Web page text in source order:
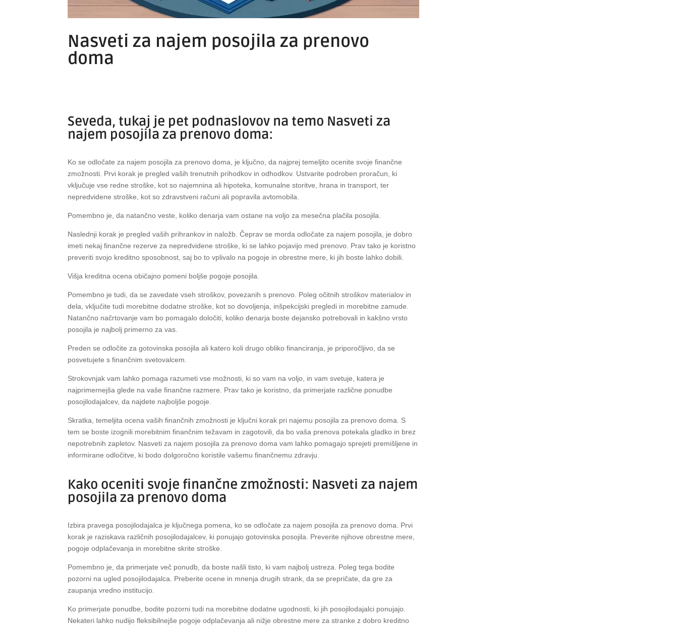
Nasveti za najem posojila za prenovo
doma
Seveda, tukaj je pet podnaslovov na temo Nasveti za
najem posojila za prenovo doma:
Ko se odločate za najem posojila za prenovo doma, je ključno, da najprej temeljito ocenite svoje finančne
zmožnosti. Prvi korak je pregled vaših trenutnih prihodkov in odhodkov. Ustvarite podroben proračun, ki
vključuje vse redne stroške, kot so najemnina ali hipoteka, komunalne storitve, hrana in transport, ter
nepredvidene stroške, kot so zdravstveni računi ali popravila avtomobila.
Pomembno je, da natančno veste, koliko denarja vam ostane na voljo za mesečna plačila posojila.
Naslednji korak je pregled vaših prihrankov in naložb. Čeprav se morda odločate za najem posojila, je dobro
imeti nekaj finančne rezerve za nepredvidene stroške, ki se lahko pojavijo med prenovo. Prav tako je koristno
preveriti svojo kreditno sposobnost, saj bo to vplivalo na pogoje in obrestne mere, ki jih boste lahko dobili.
Višja kreditna ocena običajno pomeni boljše pogoje posojila.
Pomembno je tudi, da se zavedate vseh stroškov, povezanih s prenovo. Poleg očitnih stroškov materialov in
dela, vključite tudi morebitne dodatne stroške, kot so dovoljenja, inšpekcijski pregledi in morebitne zamude.
Natančno načrtovanje vam bo pomagalo določiti, koliko denarja boste dejansko potrebovali in kakšno vrsto
posojila je najbolj primerno za vas.
Preden se odločite za gotovinska posojila ali katero koli drugo obliko financiranja, je priporočljivo, da se
posvetujete s finančnim svetovalcem.
Strokovnjak vam lahko pomaga razumeti vse možnosti, ki so vam na voljo, in vam svetuje, katera je
najprimernejša glede na vaše finančne razmere. Prav tako je koristno, da primerjate različne ponudbe
posojilodajalcev, da najdete najboljše pogoje.
Skratka, temeljita ocena vaših finančnih zmožnosti je ključni korak pri najemu posojila za prenovo doma. S
tem se boste izognili morebitnim finančnim težavam in zagotovili, da bo vaša prenova potekala gladko in brez
nepotrebnih zapletov. Nasveti za najem posojila za prenovo doma vam lahko pomagajo sprejeti premišljene in
informirane odločitve, ki bodo dolgoročno koristile vašemu finančnemu zdravju.
Kako oceniti svoje finančne zmožnosti: Nasveti za najem
posojila za prenovo doma
Izbira pravega posojilodajalca je ključnega pomena, ko se odločate za najem posojila za prenovo doma. Prvi
korak je raziskava različnih posojilodajalcev, ki ponujajo gotovinska posojila. Preverite njihove obrestne mere,
pogoje odplačevanja in morebitne skrite stroške.
Pomembno je, da primerjate več ponudb, da boste našli tisto, ki vam najbolj ustreza. Poleg tega bodite
pozorni na ugled posojilodajalca. Preberite ocene in mnenja drugih strank, da se prepričate, da gre za
zaupanja vredno institucijo.
Ko primerjate ponudbe, bodite pozorni tudi na morebitne dodatne ugodnosti, ki jih posojilodajalci ponujajo.
Nekateri lahko nudijo fleksibilnejše pogoje odplačevanja ali nižje obrestne mere za stranke z dobro kreditno